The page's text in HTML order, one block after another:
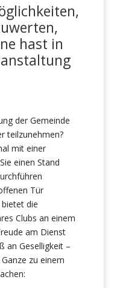
hast in
der Gemeinde
teilzunehmen?
mit einer
einen Stand
Tür
die
Clubs an einem
am Dienst
an Geselligkeit –
zu einem